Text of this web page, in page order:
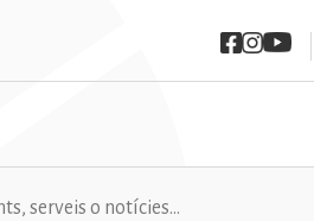
Imatge
Imatge
Imatge